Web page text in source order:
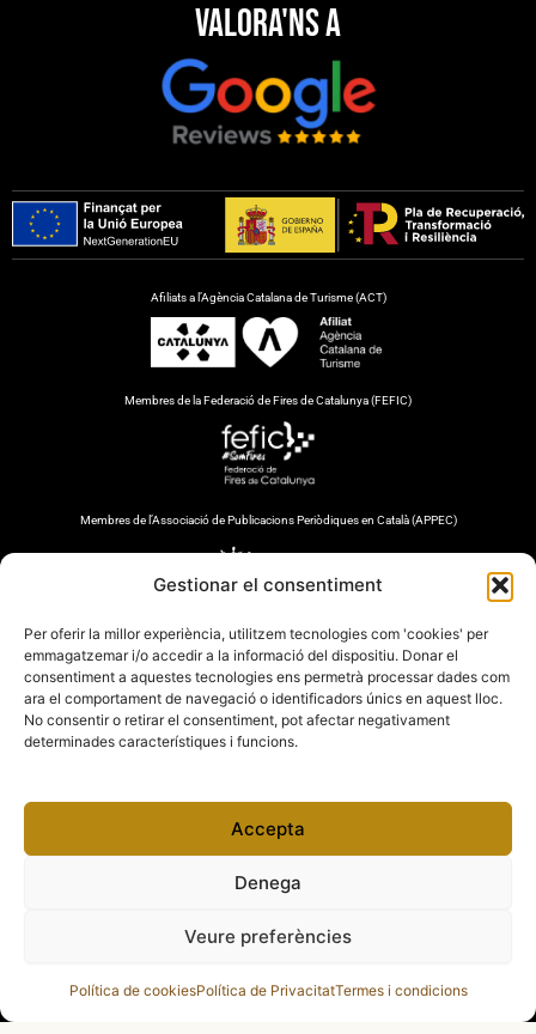
Gestionar el consentiment
Per oferir la millor experiència, utilitzem tecnologies com 'cookies' per
emmagatzemar i/o accedir a la informació del dispositiu. Donar el
consentiment a aquestes tecnologies ens permetrà processar dades com
ara el comportament de navegació o identificadors únics en aquest lloc.
No consentir o retirar el consentiment, pot afectar negativament
determinades característiques i funcions.
Accepta
Denega
Veure preferències
Política de cookiesPolítica de PrivacitatTermes i condicions
Valora'ns a
Afiliats a l’Agència Catalana de Turisme (ACT)
Membres de la Federació de Fires de Catalunya (FEFIC)
Membres de l’Associació de Publicacions Periòdiques en Català (APPEC)
Gestiona FiresCatalanes
Amb el suport de